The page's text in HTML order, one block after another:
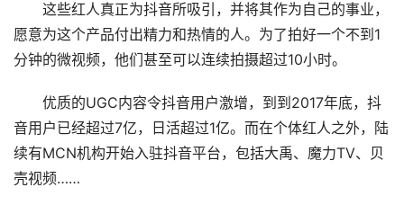
这些红人真正为抖音所吸引，并将其作为自己的事业，
愿意为这个产品付出精力和热情的人。为了拍好一个不到1
分钟的微视频，他们甚至可以连续拍摄超过10小时。
优质的UGC内容令抖音用户激增，到到2017年底，抖
音用户已经超过7亿，日活超过1亿。而在个体红人之外，陆
续有MCN机构开始入驻抖音平台，包括大禹、魔力TV、贝
壳视频……